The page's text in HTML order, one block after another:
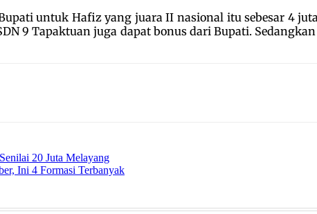
untuk Hafiz yang juara II nasional itu sebesar 4
9 Tapaktuan juga dapat bonus dari Bupati.
20 Juta Melayang
Ini 4 Formasi Terbanyak